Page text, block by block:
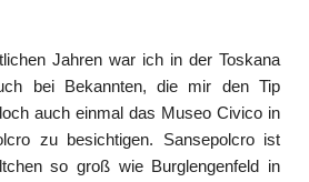
Jahren war ich in der Toskana
bei Bekannten, die mir den Tip
auch einmal das Museo Civico in
zu besichtigen. Sansepolcro ist
so groß wie Burglengenfeld in